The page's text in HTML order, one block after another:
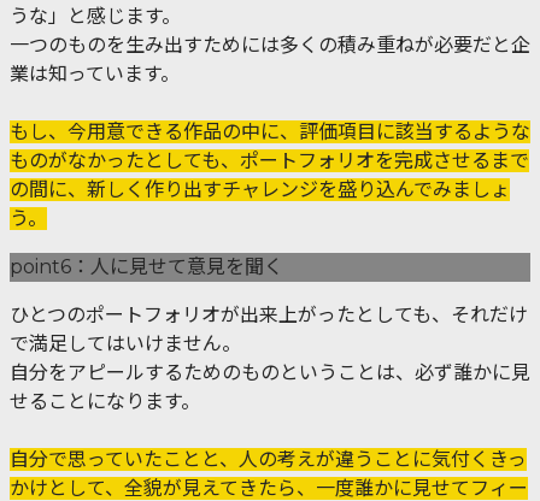
うな」と感じます。
一つのものを生み出すためには多くの積み重ねが必要だと企
業は知っています。
もし、今用意できる作品の中に、評価項目に該当するような
ものがなかったとしても、ポートフォリオを完成させるまで
の間に、新しく作り出すチャレンジを盛り込んでみましょ
う。
point6：人に見せて意見を聞く
ひとつのポートフォリオが出来上がったとしても、それだけ
で満足してはいけません。
自分をアピールするためのものということは、必ず誰かに見
せることになります。
自分で思っていたことと、人の考えが違うことに気付くきっ
かけとして、全貌が見えてきたら、一度誰かに見せてフィー